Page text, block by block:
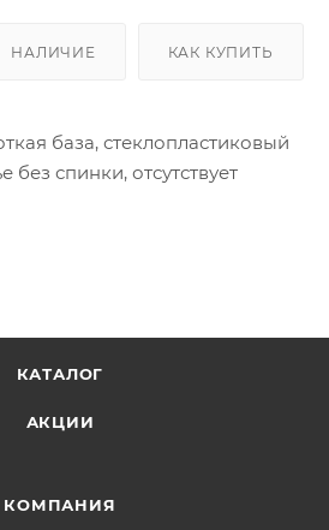
НАЛИЧИЕ КАК КУПИТЬ
база, стеклопластиковый
без спинки, отсутствует
КАТАЛОГ
АКЦИИ
КОМПАНИЯ